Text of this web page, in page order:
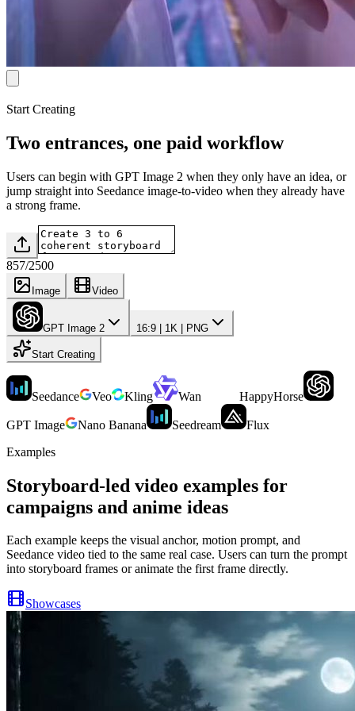
Start Creating
Two entrances, one paid workflow
Users can begin with GPT Image 2 when they only have an idea, or
jump straight into Seedance image-to-video when they already have
a strong frame.
857/2500
Image Video
GPT Image 2 16:9 | 1K | PNG
Start Creating
Seedance Veo Kling Wan HappyHorse
GPT Image Nano Banana Seedream
Flux
Examples
Storyboard-led video examples for
campaigns and anime ideas
Each example keeps the visual anchor, motion prompt, and
Seedance video tied to the same real case. Users can turn the prompt
into storyboard frames or animate the first frame directly.
Showcases